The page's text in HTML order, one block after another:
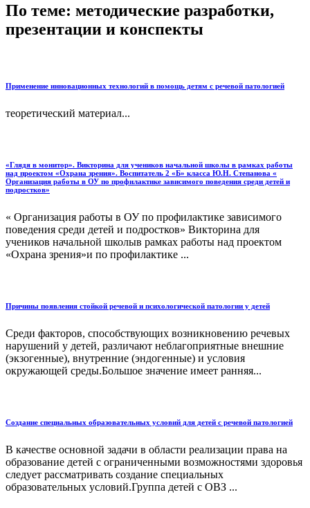
По теме: методические разработки,
презентации и конспекты
Применение инновационных технологий в помощь детям с речевой патологией
теоретический материал...
«Глядя в монитор». Викторина для учеников начальной школы в рамках работы
над проектом «Охрана зрения». Воспитатель 2 «Б» класса Ю.Н. Степанова «
Организация работы в ОУ по профилактике зависимого поведения среди детей и
подростков»
« Организация работы в ОУ по профилактике зависимого
поведения среди детей и подростков» Викторина для
учеников начальной школыв рамках работы над проектом
«Охрана зрения»и по профилактике ...
Причины появления стойкой речевой и психологической патологии у детей
Среди факторов, способствующих возникновению речевых
нарушений у детей, различают неблагоприятные внешние
(экзогенные), внутренние (эндогенные) и условия
окружающей среды.Большое значение имеет ранняя...
Создание специальных образовательных условий для детей с речевой патологией
В качестве основной задачи в области реализации права на
образование детей с ограниченными возможностями здоровья
следует рассматривать создание специальных
образовательных условий.Группа детей с ОВЗ ...